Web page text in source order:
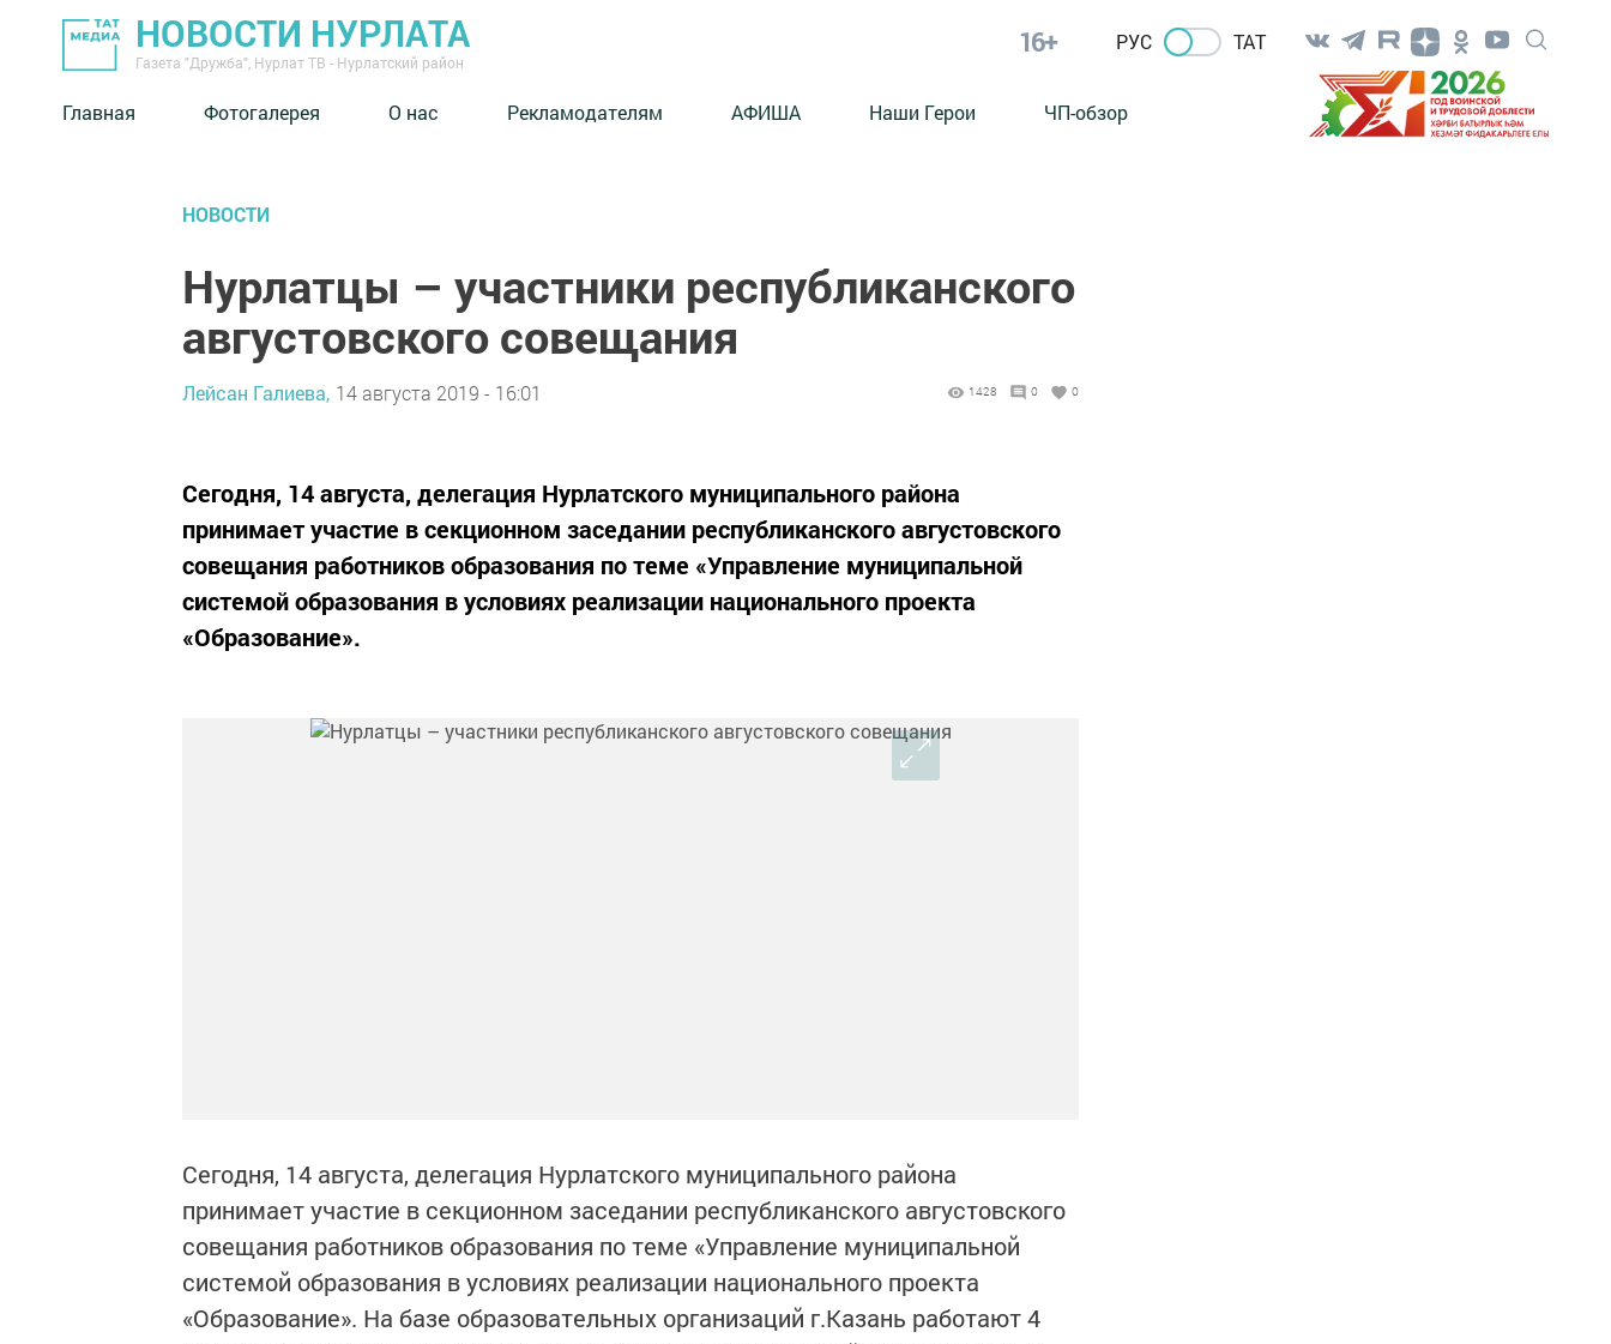
НОВОСТИ НУРЛАТА
Газета "Дружба", Нурлат ТВ - Нурлатский район
16+ РУС ТАТ
Главная Фотогалерея О нас Рекламодателям АФИША Наши Герои ЧП-обзор
НОВОСТИ
Нурлатцы – участники республиканского
августовского совещания
Лейсан Галиева, 14 августа 2019 - 16:01 1428 0 0
Сегодня, 14 августа, делегация Нурлатского муниципального района
принимает участие в секционном заседании республиканского августовского
совещания работников образования по теме «Управление муниципальной
системой образования в условиях реализации национального проекта
«Образование».
Сегодня, 14 августа, делегация Нурлатского муниципального района
принимает участие в секционном заседании республиканского августовского
совещания работников образования по теме «Управление муниципальной
системой образования в условиях реализации национального проекта
«Образование». На базе образовательных организаций г.Казань работают 4